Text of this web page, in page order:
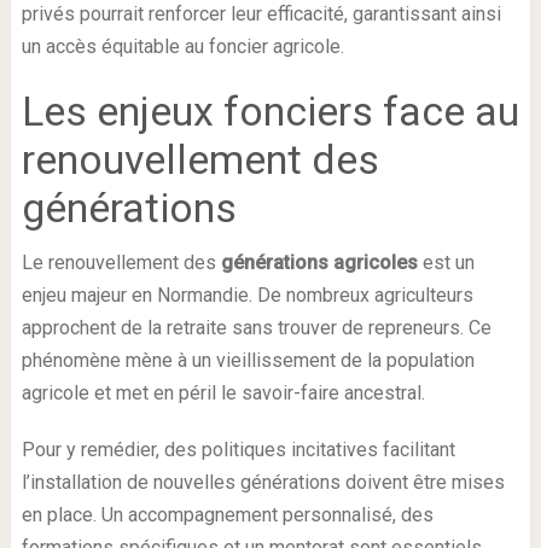
privés pourrait renforcer leur efficacité, garantissant ainsi
un accès équitable au foncier agricole.
Les enjeux fonciers face au
renouvellement des
générations
Le renouvellement des générations agricolesest un
enjeu majeur en Normandie. De nombreux agriculteurs
approchent de la retraite sans trouver de repreneurs. Ce
phénomène mène à un vieillissement de la population
agricole et met en péril le savoir-faire ancestral.
Pour y remédier, des politiques incitatives facilitant
l’installation de nouvelles générations doivent être mises
en place. Un accompagnement personnalisé, des